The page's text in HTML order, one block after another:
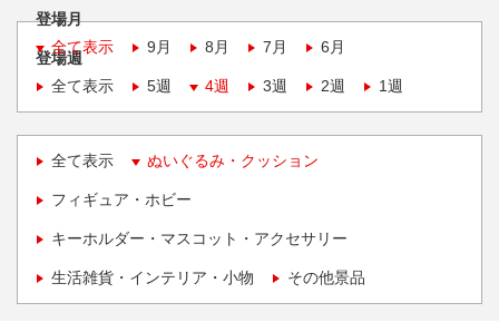
登場月
全て表示
9月 8月 7月 6月
登場週
全て表示
5週 4週 3週 2週 1週
全て表示 ぬいぐるみ・クッション
フィギュア・ホビー
キーホルダー・マスコット・アクセサリー
生活雑貨・インテリア・小物 その他景品